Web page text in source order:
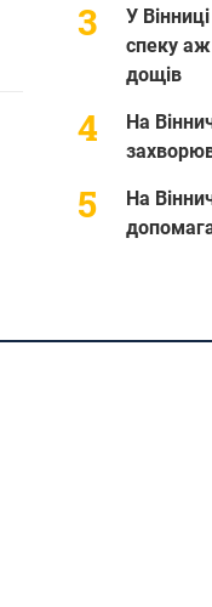
У
спеку аж
дощів
На
На